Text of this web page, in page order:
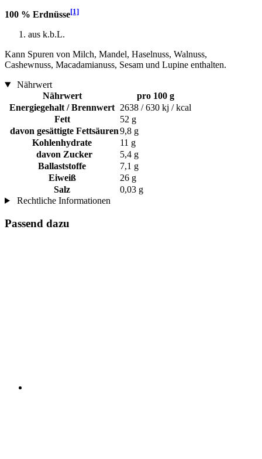
100 % Erdnüsse[1]
aus k.b.L.
Kann Spuren von Milch, Mandel, Haselnuss, Walnuss,
Cashewnuss, Macadamianuss, Sesam und Lupine enthalten.
Nährwert
Nährwert
pro 100 g
Energiegehalt / Brennwert 2638 / 630 kj / kcal
Fett
52 g
davon gesättigte Fettsäuren9,8 g
Kohlenhydrate
11 g
davon Zucker
5,4 g
Ballaststoffe
7,1 g
Eiweiß
26 g
Salz
0,03 g
Rechtliche Informationen
Passend dazu